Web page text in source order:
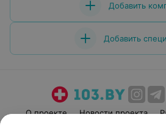
Добавить
Добавить
О проекте Новости проекта